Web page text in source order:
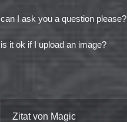
can I ask you a question please?
is it ok if I upload an image?
Zitat von Magic